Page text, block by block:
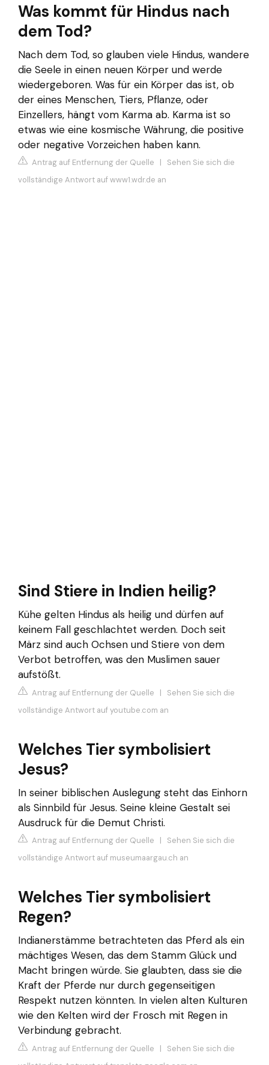
Was kommt für Hindus nach
dem Tod?
Nach dem Tod, so glauben viele Hindus, wandere
die Seele in einen neuen Körper und werde
wiedergeboren. Was für ein Körper das ist, ob
der eines Menschen, Tiers, Pflanze, oder
Einzellers, hängt vom Karma ab. Karma ist so
etwas wie eine kosmische Währung, die positive
oder negative Vorzeichen haben kann.
Antrag auf Entfernung der Quelle | Sehen Sie sich die
vollständige Antwort auf www1.wdr.de an
Sind Stiere in Indien heilig?
Kühe gelten Hindus als heilig und dürfen auf
keinem Fall geschlachtet werden. Doch seit
März sind auch Ochsen und Stiere von dem
Verbot betroffen, was den Muslimen sauer
aufstößt.
Antrag auf Entfernung der Quelle | Sehen Sie sich die
vollständige Antwort auf youtube.com an
Welches Tier symbolisiert
Jesus?
In seiner biblischen Auslegung steht das Einhorn
als Sinnbild für Jesus. Seine kleine Gestalt sei
Ausdruck für die Demut Christi.
Antrag auf Entfernung der Quelle | Sehen Sie sich die
vollständige Antwort auf museumaargau.ch an
Welches Tier symbolisiert
Regen?
Indianerstämme betrachteten das Pferd als ein
mächtiges Wesen, das dem Stamm Glück und
Macht bringen würde. Sie glaubten, dass sie die
Kraft der Pferde nur durch gegenseitigen
Respekt nutzen könnten. In vielen alten Kulturen
wie den Kelten wird der Frosch mit Regen in
Verbindung gebracht.
Antrag auf Entfernung der Quelle | Sehen Sie sich die